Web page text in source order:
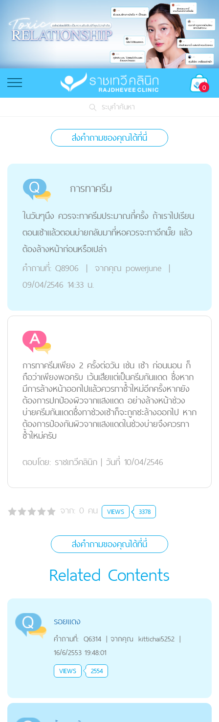
0
ระบุคำค้นหา
ส่งคำถามของคุณได้ที่นี่
การทาครีม
ในวันๆนึง ควรจะทาครีมประมาณกี่ครั้ง ถ้าเราไปเรียน
ตอนเช้าแล้วตอนบ่ายกลับมาที่หอควรจะทาอีกมั๊ย แล้ว
ต้องล้างหน้าก่อนหรือเปล่า
คำถามที่: Q8906 | จากคุณ powerjune |
09/04/2546 14:33 น.
การทาครีมเพียง 2 ครั้งต่อวัน เช่น เช้า ก่อนนอน ก็
ถือว่าเพียงพอครับ เว้นเสียแต่เป็นครีมกันแดด ซึ่งหาก
มีการล้างหน้าออกไปแล้วควรทาซ้ำใหม่อีกครั้งหากยัง
ต้องการปกป้องผิวจากแสงแดด อย่างล้างหน้าช่วง
บ่ายครีมกันแดดซึ่งทาช่วงเช้าก็จะถูกชะล้างออกไป หาก
ต้องการป้องกันผิวจากแสงแดดในช่วงบ่ายจึงควรทา
ซ้ำใหม่ครับ
ตอบโดย: ราชเทวีคลินิก | วันที่ 10/04/2546
จาก: 0 คน VIEWS 3378
ส่งคำถามของคุณได้ที่นี่
Related Contents
รอยแดง
คำถามที่: Q6314 | จากคุณ kittichai5252 |
16/6/2553 19:48:01
VIEWS 2554